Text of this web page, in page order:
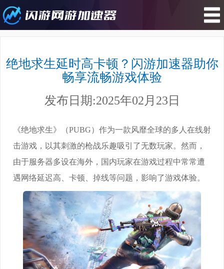
延时高卡顿？闪游加速器助你畅享流
绝地求生延时高卡顿？闪游加速器助你
畅享流畅游戏体验
发布日期:2025年02月23日
《绝地求生》（PUBG）作为一款风靡全球的多人在线射
击游戏，以其刺激的枪战乐趣吸引了无数玩家。然而，
由于服务器多设在海外，国内玩家在游戏过程中常常遭
遇网络延迟高、卡顿、掉线等问题，影响了游戏体验。